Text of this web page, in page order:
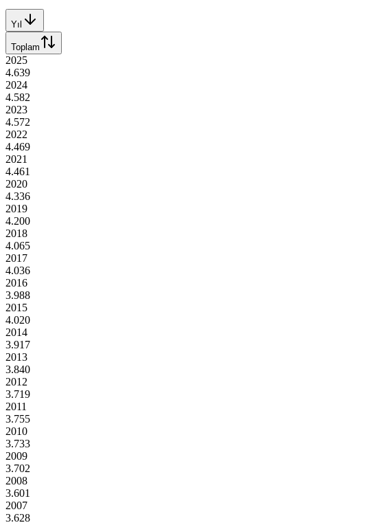
Yıl
Toplam
2025
4.639
2024
4.582
2023
4.572
2022
4.469
2021
4.461
2020
4.336
2019
4.200
2018
4.065
2017
4.036
2016
3.988
2015
4.020
2014
3.917
2013
3.840
2012
3.719
2011
3.755
2010
3.733
2009
3.702
2008
3.601
2007
3.628